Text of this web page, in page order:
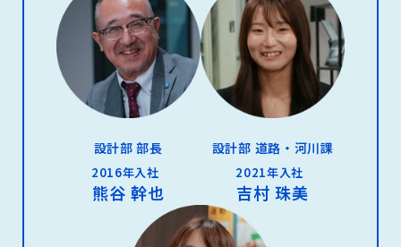
設計部 部長
2016年入社
熊谷 幹也
設計部 道路・河川課
2021年入社
吉村 珠美